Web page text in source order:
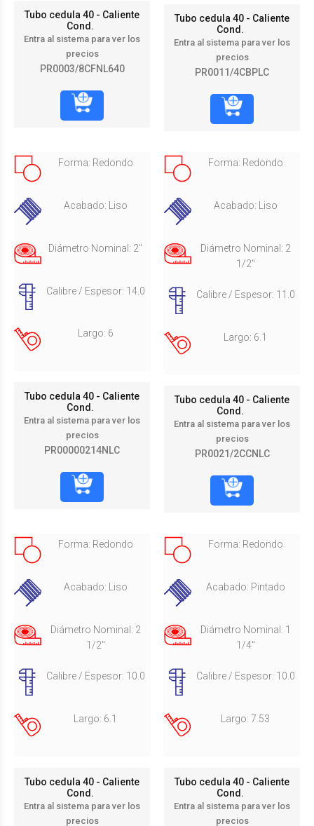
Tubo cedula 40 - Caliente
Cond.
Entra al sistema para ver los
precios
PR0003/8CFNL640
Tubo cedula 40 - Caliente
Cond.
Entra al sistema para ver los
precios
PR0011/4CBPLC
Forma: Redondo
Acabado: Liso
Diámetro Nominal: 2"
Calibre / Espesor: 14.0
Largo: 6
Tubo cedula 40 - Caliente
Cond.
Entra al sistema para ver los
precios
PR00000214NLC
Forma: Redondo
Acabado: Liso
Diámetro Nominal: 2
1/2"
Calibre / Espesor: 11.0
Largo: 6.1
Tubo cedula 40 - Caliente
Cond.
Entra al sistema para ver los
precios
PR0021/2CCNLC
Forma: Redondo
Acabado: Liso
Diámetro Nominal: 2
1/2"
Calibre / Espesor: 10.0
Largo: 6.1
Tubo cedula 40 - Caliente
Cond.
Entra al sistema para ver los
precios
Forma: Redondo
Acabado: Pintado
Diámetro Nominal: 1
1/4"
Calibre / Espesor: 10.0
Largo: 7.53
Tubo cedula 40 - Caliente
Cond.
Entra al sistema para ver los
precios